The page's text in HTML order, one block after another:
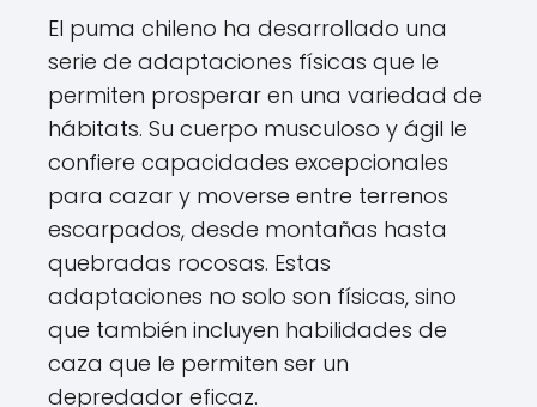
El puma chileno ha desarrollado una
serie de adaptaciones físicas que le
permiten prosperar en una variedad de
hábitats. Su cuerpo musculoso y ágil le
confiere capacidades excepcionales
para cazar y moverse entre terrenos
escarpados, desde montañas hasta
quebradas rocosas. Estas
adaptaciones no solo son físicas, sino
que también incluyen habilidades de
caza que le permiten ser un
depredador eficaz.